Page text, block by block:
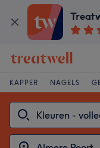
KAPPER NAGELS